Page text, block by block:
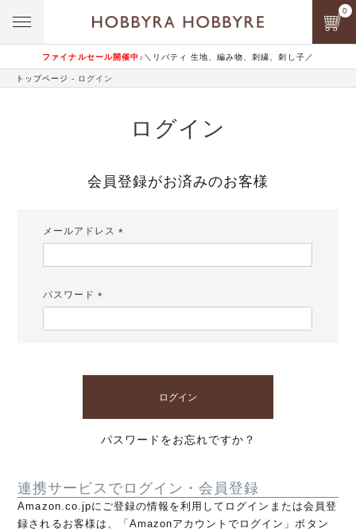
ファイナルセール開催中♪ ＼リバティ 生地、編み物、刺繍、刺し子／
0
トップページ ログイン
ログイン
会員登録がお済みのお客様
メールアドレス
パスワード
ログイン
パスワードをお忘れですか？
連携サービスでログイン・会員登録
Amazon.co.jpにご登録の情報を利用してログインまたは会員登
録されるお客様は、「Amazonアカウントでログイン」ボタン